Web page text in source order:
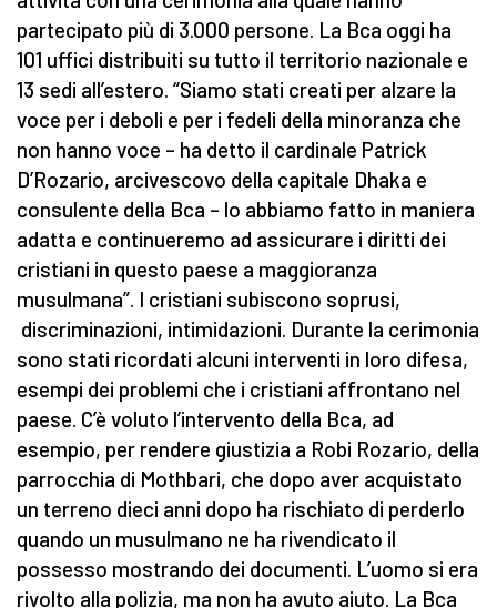
partecipato più di 3.000 persone. La Bca oggi ha
101 uffici distribuiti su tutto il territorio nazionale e
13 sedi all’estero. “Siamo stati creati per alzare la
voce per i deboli e per i fedeli della minoranza che
non hanno voce – ha detto il cardinale Patrick
D’Rozario, arcivescovo della capitale Dhaka e
consulente della Bca – lo abbiamo fatto in maniera
adatta e continueremo ad assicurare i diritti dei
cristiani in questo paese a maggioranza
musulmana”. I cristiani subiscono soprusi,
discriminazioni, intimidazioni. Durante la cerimonia
sono stati ricordati alcuni interventi in loro difesa,
esempi dei problemi che i cristiani affrontano nel
paese. C’è voluto l’intervento della Bca, ad
esempio, per rendere giustizia a Robi Rozario, della
parrocchia di Mothbari, che dopo aver acquistato
un terreno dieci anni dopo ha rischiato di perderlo
quando un musulmano ne ha rivendicato il
possesso mostrando dei documenti. L’uomo si era
rivolto alla polizia, ma non ha avuto aiuto. La Bca